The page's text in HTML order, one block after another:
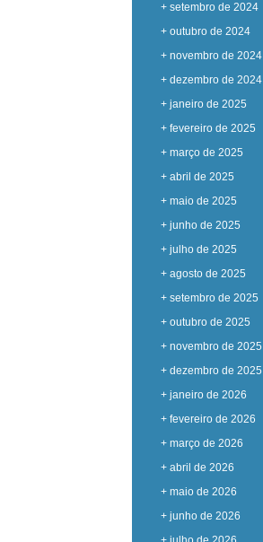
+ setembro de 2024
+ outubro de 2024
+ novembro de 2024
+ dezembro de 2024
+ janeiro de 2025
+ fevereiro de 2025
+ março de 2025
+ abril de 2025
+ maio de 2025
+ junho de 2025
+ julho de 2025
+ agosto de 2025
+ setembro de 2025
+ outubro de 2025
+ novembro de 2025
+ dezembro de 2025
+ janeiro de 2026
+ fevereiro de 2026
+ março de 2026
+ abril de 2026
+ maio de 2026
+ junho de 2026